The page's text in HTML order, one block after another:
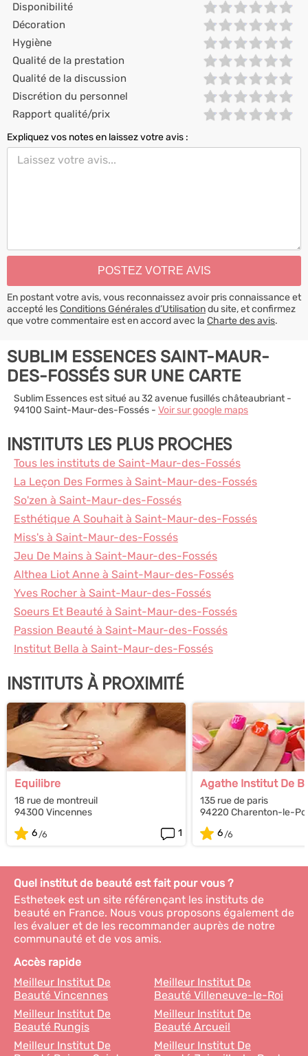
Disponibilité
Décoration
Hygiène
Qualité de la prestation
Qualité de la discussion
Discrétion du personnel
Rapport qualité/prix
Expliquez vos notes en laissez votre avis :
En postant votre avis, vous reconnaissez avoir pris connaissance et
accepté lesConditions Générales d’Utilisationdu site, et confirmez
que votre commentaire est en accord avec la Charte des avis.
SUBLIM ESSENCES SAINT-MAUR-
DES-FOSSÉS SUR UNE CARTE
Sublim Essences est situé au 32 avenue fusillés châteaubriant -
94100 Saint-Maur-des-Fossés - Voir sur google maps
INSTITUTS LES PLUS PROCHES
Tous les instituts de Saint-Maur-des-Fossés
La Leçon Des Formes à Saint-Maur-des-Fossés
So'zen à Saint-Maur-des-Fossés
Esthétique A Souhait à Saint-Maur-des-Fossés
Miss's à Saint-Maur-des-Fossés
Jeu De Mains à Saint-Maur-des-Fossés
Althea Liot Anne à Saint-Maur-des-Fossés
Yves Rocher à Saint-Maur-des-Fossés
Soeurs Et Beauté à Saint-Maur-des-Fossés
Passion Beauté à Saint-Maur-des-Fossés
Institut Bella à Saint-Maur-des-Fossés
INSTITUTS À PROXIMITÉ
Equilibre
18 rue de montreuil
94300 Vincennes
6
1
Agathe Institut De
135 rue de paris
94220 Charenton-le-
6
Quel institut de beauté est fait pour vous ?
Estheteek est un site référençant les instituts de
beauté en France. Nous vous proposons également de
les évaluer et de les recommander auprès de notre
communauté et de vos amis.
Accès rapide
Meilleur Institut De
Beauté Vincennes
Meilleur Institut De
Beauté Villeneuve-le-Roi
Meilleur Institut De
Beauté Rungis
Meilleur Institut De
Beauté Arcueil
Meilleur Institut De
Meilleur Institut De